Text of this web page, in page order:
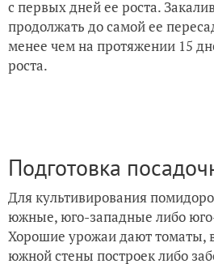
с первых дней ее роста.
продолжать до самой ее
менее чем на протяжении 15
роста.
Подготовка
Для культивирования
южные, юго-западные либо
Хорошие урожаи дают томаты,
южной стены построек либо